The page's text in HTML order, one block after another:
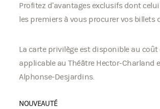
Profitez d’avantages exclusifs dont
les premiers à vous procurer vos billets
La carte privilège est disponible au coût
applicable au Théâtre Hector-Charland
Alphonse-Desjardins.
NOUVEAUTÉ